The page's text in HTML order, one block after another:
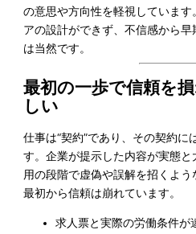
の意思や方向性を軽視しています
アの設計ができず、不信感から
は当然です。
最初の一歩で信頼を
しい
仕事は“契約”であり、その契約に
す。企業が提示した内容が実態
用の段階で虚偽や誤解を招くよう
最初から信頼は崩れています。
求人票と実際の労働条件が